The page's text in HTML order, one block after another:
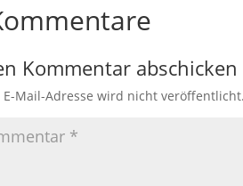
Kommentar abschicken
E-Mail-Adresse wird nicht veröffentlicht.